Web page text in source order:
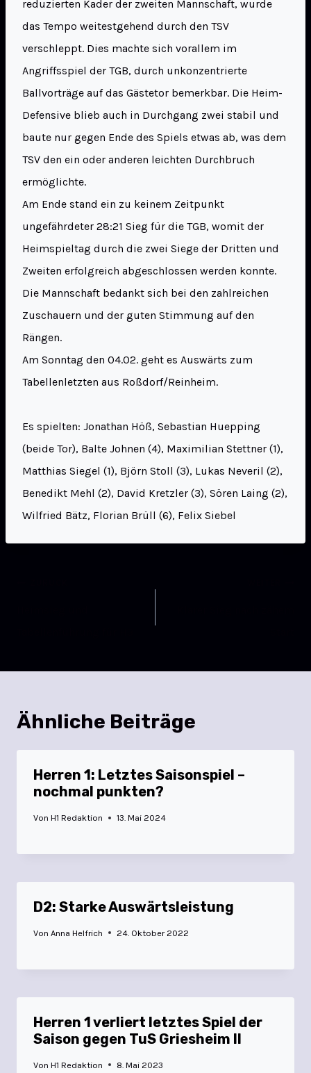
reduzierten Kader der zweiten Mannschaft, wurde
das Tempo weitestgehend durch den TSV
verschleppt. Dies machte sich vorallem im
Angriffsspiel der TGB, durch unkonzentrierte
Ballvorträge auf das Gästetor bemerkbar. Die Heim-
Defensive blieb auch in Durchgang zwei stabil und
baute nur gegen Ende des Spiels etwas ab, was dem
TSV den ein oder anderen leichten Durchbruch
ermöglichte.
Am Ende stand ein zu keinem Zeitpunkt
ungefährdeter 28:21 Sieg für die TGB, womit der
Heimspieltag durch die zwei Siege der Dritten und
Zweiten erfolgreich abgeschlossen werden konnte.
Die Mannschaft bedankt sich bei den zahlreichen
Zuschauern und der guten Stimmung auf den
Rängen.
Am Sonntag den 04.02. geht es Auswärts zum
Tabellenletzten aus Roßdorf/Reinheim.
Es spielten: Jonathan Höß, Sebastian Huepping
(beide Tor), Balte Johnen (4), Maximilian Stettner (1),
Matthias Siegel (1), Björn Stoll (3), Lukas Neveril (2),
Benedikt Mehl (2), David Kretzler (3), Sören Laing (2),
Wilfried Bätz, Florian Brüll (6), Felix Siebel
Ähnliche Beiträge
Herren 1: Letztes Saisonspiel –
nochmal punkten?
Von H1 Redaktion 13. Mai 2024
D2: Starke Auswärtsleistung
Von Anna Helfrich 24. Oktober 2022
Herren 1 verliert letztes Spiel der
Saison gegen TuS Griesheim II
Von H1 Redaktion 8. Mai 2023